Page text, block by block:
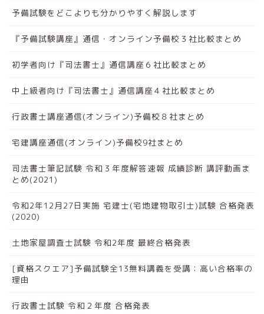
予備試験をどこよりも分かりやすく解説します
『予備試験講座』通信・オンライン予備校３社比較まとめ
初学者向け『司法書士』通信講座６社比較まとめ
中上級者向け『司法書士』通信講座４社比較まとめ
行政書士講座通信(オンライン)予備校８社まとめ
宅建講座通信(オンライン)予備校9社まとめ
司法書士筆記試験 令和３年度解答速報 成績診断 講評動画ま
とめ(2021)
令和2年12月27日実施 宅建士(宅地建物取引士)試験 合格発表
(2020)
土地家屋調査士試験 令和2年度 最終合格発表
[資格スクエア]予備試験全13無料講義を受講：高い合格率の
理由
行政書士試験 令和２年度 合格発表